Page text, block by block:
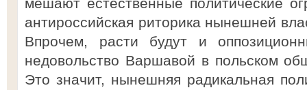
антироссийская риторика нынешней
Впрочем, расти будут и
недовольство Варшавой в польском
Это значит, нынешняя радикальная